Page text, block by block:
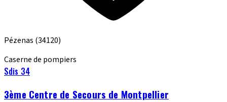
Pézenas (34120)
Caserne de pompiers
Sdis 34
3ème Centre de Secours de Montpellier